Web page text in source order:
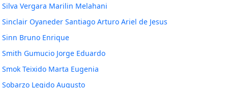
Silva Vergara Marilin Melahani
Sinclair Oyaneder Santiago Arturo Ariel de Jesus
Sinn Bruno Enrique
Smith Gumucio Jorge Eduardo
Smok Teixido Marta Eugenia
Sobarzo Legido Augusto